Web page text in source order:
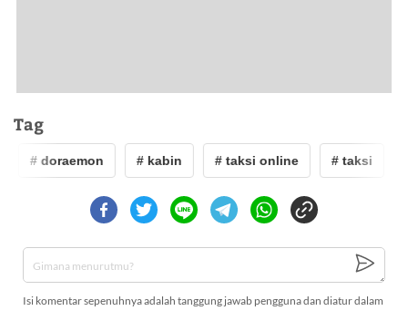
Tag
# doraemon # kabin # taksi online # taksi
Isi komentar sepenuhnya adalah tanggung jawab pengguna dan diatur dalam